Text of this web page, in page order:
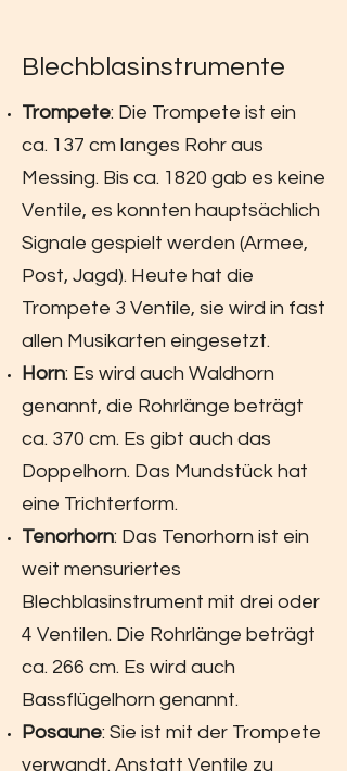
Blechblasinstrumente
Trompete: Die Trompete ist ein
ca. 137 cm langes Rohr aus
Messing. Bis ca. 1820 gab es keine
Ventile, es konnten hauptsächlich
Signale gespielt werden (Armee,
Post, Jagd). Heute hat die
Trompete 3 Ventile, sie wird in fast
allen Musikarten eingesetzt.
Horn: Es wird auch Waldhorn
genannt, die Rohrlänge beträgt
ca. 370 cm. Es gibt auch das
Doppelhorn. Das Mundstück hat
eine Trichterform.
Tenorhorn: Das Tenorhorn ist ein
weit mensuriertes
Blechblasinstrument mit drei oder
4 Ventilen. Die Rohrlänge beträgt
ca. 266 cm. Es wird auch
Bassflügelhorn genannt.
Posaune: Sie ist mit der Trompete
verwandt. Anstatt Ventile zu